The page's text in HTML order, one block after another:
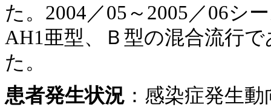
た。2004／05～2005／06シ
AH1亜型、Ｂ型の混合流行
た。
患者発生状況 ：感染症発生